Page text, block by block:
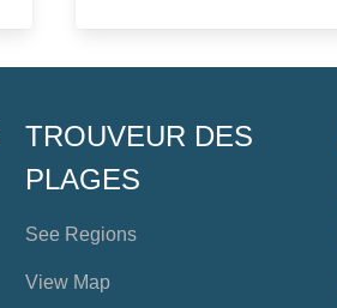
TROUVEUR DES
PLAGES
See Regions
View Map